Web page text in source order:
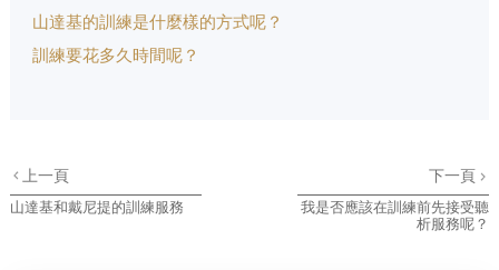
山達基的訓練是什麼樣的方式呢？
訓練要花多久時間呢？
上一頁
山達基和戴尼提的訓練服務
下一頁
我是否應該在訓練前先接受聽
析服務呢？